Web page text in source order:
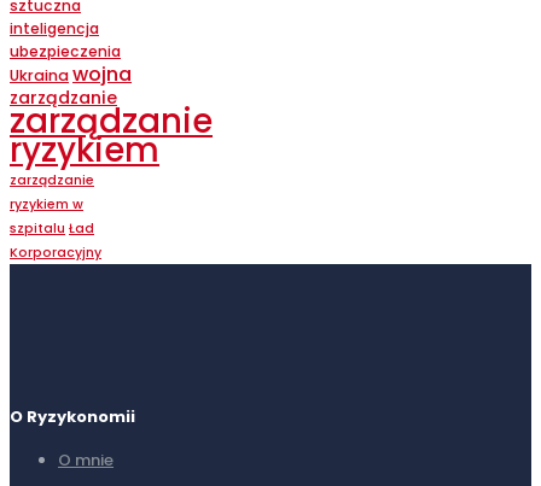
sztuczna
inteligencja
ubezpieczenia
Ukrainawojna
zarządzanie
zarządzanie
ryzykiem
zarządzanie
ryzykiem w
szpitalu Ład
Korporacyjny
O Ryzykonomii
O mnie